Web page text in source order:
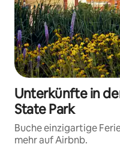
Unterkünfte in
State Park
Buche einzigartige
mehr auf Airbnb.